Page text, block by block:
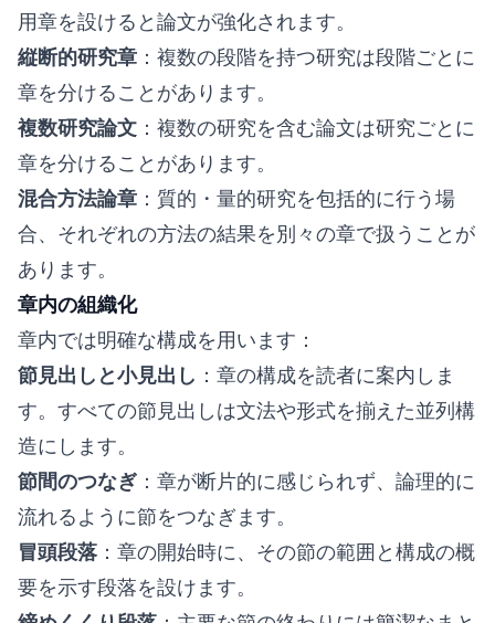
用章を設けると論文が強化されます。
縦断的研究章 ：複数の段階を持つ研究は段階ごとに
章を分けることがあります。
複数研究論文 ：複数の研究を含む論文は研究ごとに
章を分けることがあります。
混合方法論章 ：質的・量的研究を包括的に行う場
合、それぞれの方法の結果を別々の章で扱うことが
あります。
章内の組織化
章内では明確な構成を用います：
節見出しと小見出し ：章の構成を読者に案内しま
す。すべての節見出しは文法や形式を揃えた並列構
造にします。
節間のつなぎ ：章が断片的に感じられず、論理的に
流れるように節をつなぎます。
冒頭段落 ：章の開始時に、その節の範囲と構成の概
要を示す段落を設けます。